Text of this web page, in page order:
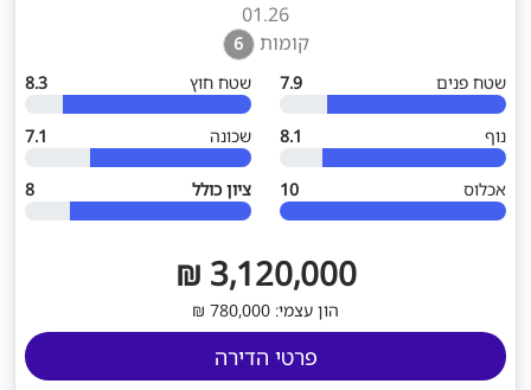
01.26
קומות
6
שטח פנים
7.9 שטח חוץ 8.3
נוף 8.1 שכונה 7.1
אכלוס 10 ציון כולל 8
3,120,000 ₪
הון עצמי: 780,000 ₪
פרטי הדירה